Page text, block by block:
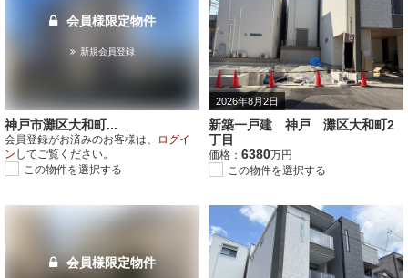
会員様限定物件
新規会員登録
神戸市灘区大和町...
会員登録がお済みのお客様は、
ログイ
ン してご覧ください。
この物件を選択する
2026年8月2日
新築一戸建 神戸 灘区大和町2
丁目
価格： 6380万円
この物件を選択する
会員様限定物件